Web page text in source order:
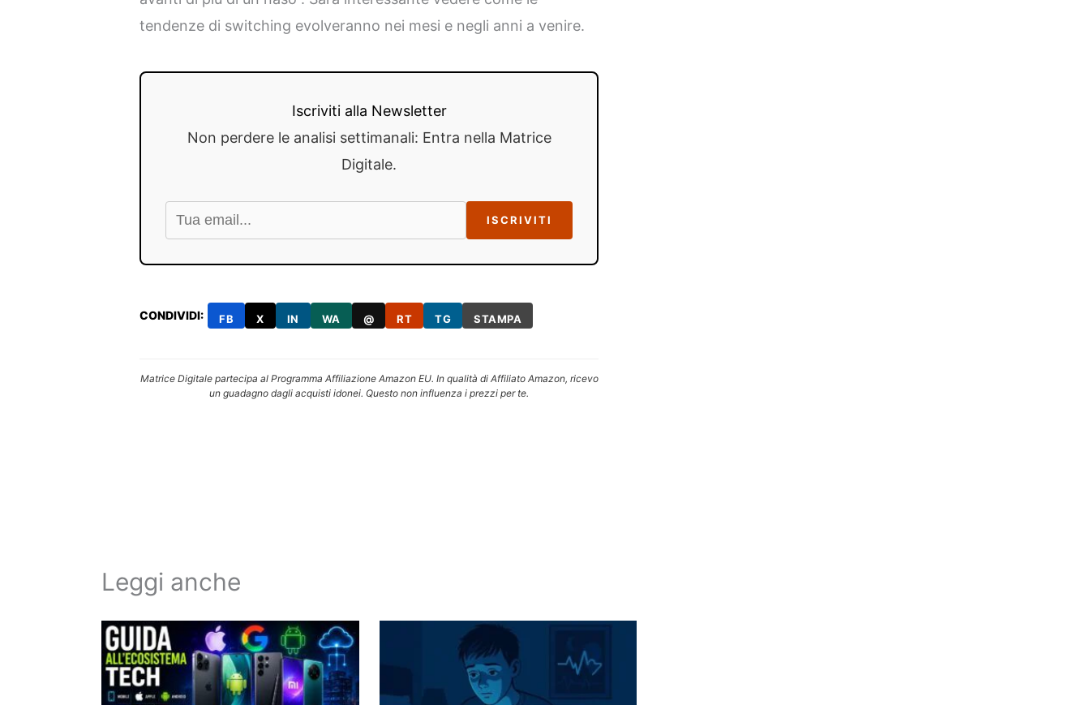
tendenze di switching evolveranno nei mesi e negli anni a venire.
Iscriviti alla Newsletter
Non perdere le analisi settimanali: Entra nella Matrice
Digitale.
ISCRIVITI
CONDIVIDI: FB X IN WA @ RT TG STAMPA
Matrice Digitale partecipa al Programma Affiliazione Amazon EU. In qualità di Affiliato Amazon, ricevo
un guadagno dagli acquisti idonei. Questo non influenza i prezzi per te.
Leggi anche